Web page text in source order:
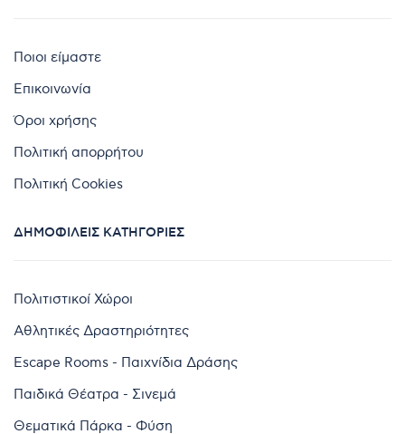
Ποιοι είμαστε
Επικοινωνία
Όροι χρήσης
Πολιτική απορρήτου
Πολιτική Cookies
ΔΗΜΟΦΙΛΕΊΣ ΚΑΤΗΓΟΡΊΕΣ
Πολιτιστικοί Χώροι
Αθλητικές Δραστηριότητες
Escape Rooms - Παιχνίδια Δράσης
Παιδικά Θέατρα - Σινεμά
Θεματικά Πάρκα - Φύση